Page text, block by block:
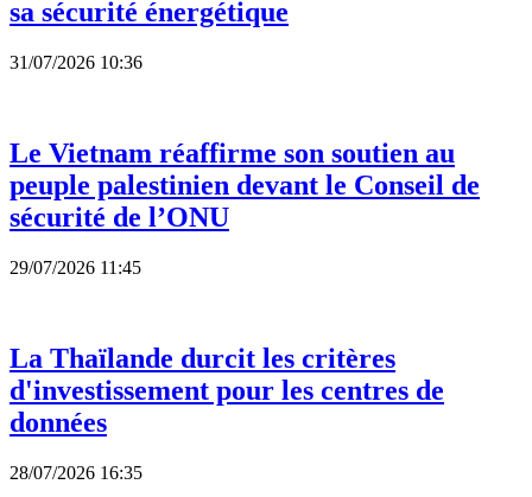
sa sécurité énergétique
31/07/2026 10:36
Le Vietnam réaffirme son soutien au
peuple palestinien devant le Conseil de
sécurité de l’ONU
29/07/2026 11:45
La Thaïlande durcit les critères
d'investissement pour les centres de
données
28/07/2026 16:35